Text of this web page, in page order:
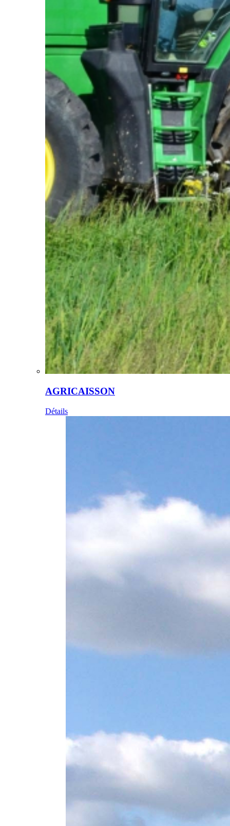
AGRICAISSON
Détails